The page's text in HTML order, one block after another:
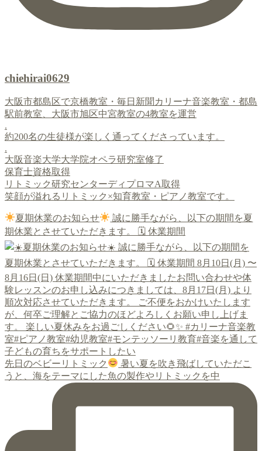
chiehirai0629
大阪市都島区で京橋教室・毎日新聞カリーナ音楽教室・都島
駅前教室、大阪市旭区中宮教室の4教室を運営
.
約200名の生徒様が楽しく通ってくださっています。
.
大阪音楽大学大学院オペラ研究室修了
保育士資格取得
リトミック研究センターディプロマA取得
笑顔が溢れるリトミック×知育教室・ピアノ教室です。
夏期休業のお知らせ
誠に勝手ながら、以下の期間を夏
期休業とさせていただきます。 🗓 休業期間
先日のベビーリトミック
暑い夏を吹き飛ばしていただこ
うと、海をテーマにした魚の製作やリトミックを中